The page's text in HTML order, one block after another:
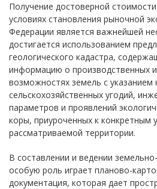
Получение достоверной
условиях становления рыночной
Федерации является важнейшей
достигается использованием
геологического кадастра,
информацию о производственных и
возможностях земель с указанием
сельскохозяйственных угодий,
параметров и проявлений
коры, приуроченных к конкретным
рассматриваемой территории.
В составлении и ведении
особую роль играет планово-
документация, которая дает